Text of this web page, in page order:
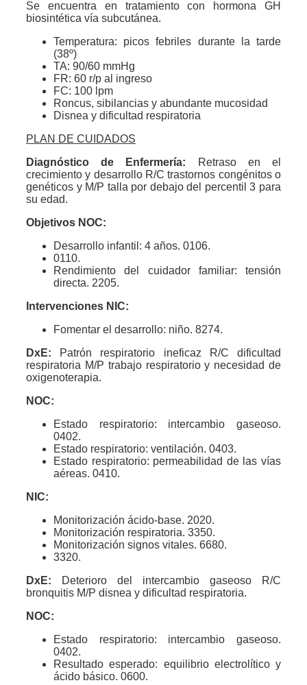
Se encuentra en tratamiento con hormona GH
biosintética vía subcutánea.
Temperatura: picos febriles durante la tarde
(38º)
TA: 90/60 mmHg
FR: 60 r/p al ingreso
FC: 100 lpm
Roncus, sibilancias y abundante mucosidad
Disnea y dificultad respiratoria
PLAN DE CUIDADOS
Diagnóstico de Enfermería:
Retraso en el
crecimiento y desarrollo R/C trastornos congénitos o
genéticos y M/P talla por debajo del percentil 3 para
su edad.
Objetivos NOC:
Desarrollo infantil: 4 años. 0106.
0110.
Rendimiento del cuidador familiar: tensión
directa. 2205.
Intervenciones NIC:
Fomentar el desarrollo: niño. 8274.
DxE:
Patrón respiratorio ineficaz R/C dificultad
respiratoria M/P trabajo respiratorio y necesidad de
oxigenoterapia.
NOC:
Estado respiratorio: intercambio gaseoso.
0402.
Estado respiratorio: ventilación. 0403.
Estado respiratorio: permeabilidad de las vías
aéreas. 0410.
NIC:
Monitorización ácido-base. 2020.
Monitorización respiratoria. 3350.
Monitorización signos vitales. 6680.
3320.
DxE:
Deterioro del intercambio gaseoso R/C
bronquitis M/P disnea y dificultad respiratoria.
NOC:
Estado respiratorio: intercambio gaseoso.
0402.
Resultado esperado: equilibrio electrolítico y
ácido básico. 0600.